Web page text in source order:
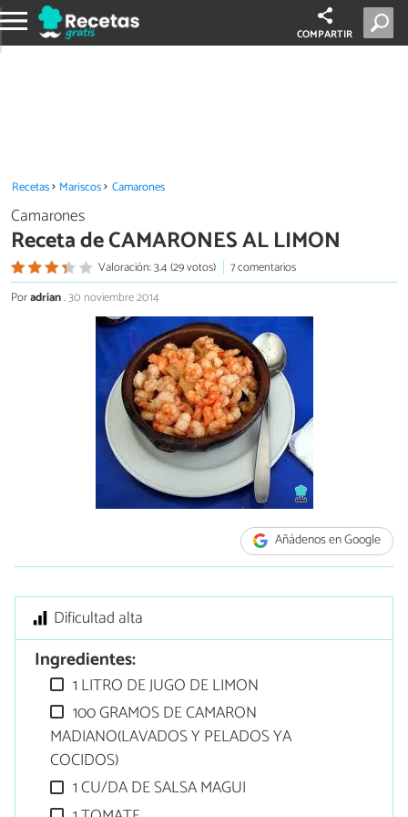
COMPARTIR
Recetas Mariscos Camarones
Camarones
Receta de CAMARONES AL LIMON
Valoración: 3.4 (29 votos)
7 comentarios
Poradrian.30 noviembre 2014
Añádenos en Google
Dificultad alta
Ingredientes:
1 LITRO DE JUGO DE LIMON
100 GRAMOS DE CAMARON
MADIANO(LAVADOS Y PELADOS YA
COCIDOS)
1 CU/DA DE SALSA MAGUI